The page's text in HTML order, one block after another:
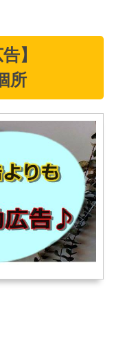
】
所